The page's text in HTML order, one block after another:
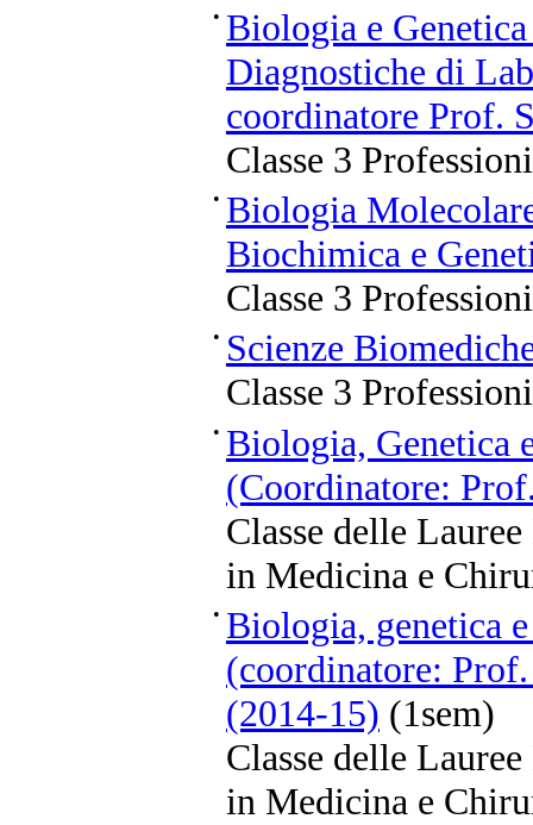
• Biologia e
Diagnostiche di
coordinatore Prof.
Classe 3
• Biologia
Biochimica e
Classe 3
• Scienze
Classe 3
• Biologia, Genetica
(Coordinatore:
Classe delle
in Medicina e
• Biologia, genetica
(coordinatore:
(2014-15) (1sem)
Classe delle
in Medicina e